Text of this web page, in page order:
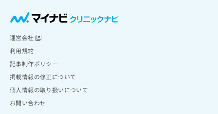
運営会社
利用規約
記事制作ポリシー
掲載情報の修正について
個人情報の取り扱いについて
お問い合わせ